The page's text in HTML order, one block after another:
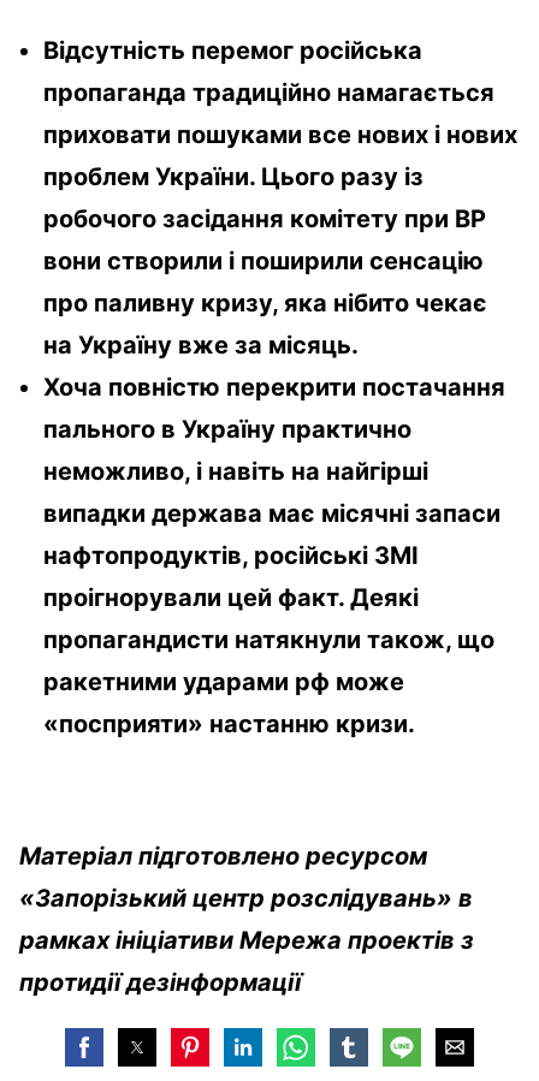
Відсутність перемог російська
пропаганда традиційно намагається
приховати пошуками все нових і нових
проблем України. Цього разу із
робочого засідання комітету при ВР
вони створили і поширили сенсацію
про паливну кризу, яка нібито чекає
на Україну вже за місяць.
Хоча повністю перекрити постачання
пального в Україну практично
неможливо, і навіть на найгірші
випадки держава має місячні запаси
нафтопродуктів, російські ЗМІ
проігнорували цей факт. Деякі
пропагандисти натякнули також, що
ракетними ударами рф може
«посприяти» настанню кризи.
Матеріал підготовлено ресурсом
«Запорізький центр розслідувань» в
рамках ініціативи Мережа проектів з
протидії дезінформації